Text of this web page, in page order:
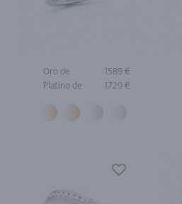
Oro de
1589 €
Platino de
1729 €